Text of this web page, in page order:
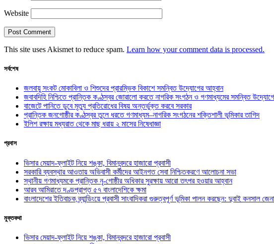
Website
This site uses Akismet to reduce spam. Learn how your comment data is processed.
সর্বশেষ
জলবায়ু সংকট মোকাবিলা ও শিশুদের প্রারম্ভিক বিকাশে সমন্বিত উদ্যোগের আহ্বান
জবাবদিহি নিশ্চিতে প্রান্তিক কণ্ঠস্বর জোরালো করতে নাগরিক সংগঠন ও গণমাধ্যমের সমন্বিত
বাজেটে পানিতে ডুবে মৃত্যু প্রতিরোধের বিষয় অন্তর্ভুক্ত করবে সরকার
প্রান্তিক জনগোষ্ঠীর কণ্ঠস্বর তুলে ধরতে গণমাধ্যম–নাগরিক সংগঠনের শক্তিশালী ভূমিকার তাগিদ
ইলিশ রক্ষায় মধ্যরাত থেকে মাছ ধরায় ২ মাসের নিষেধাজ্ঞা
প্রবাস
ভিসার মেয়াদ-ফ্লাইট নিয়ে শঙ্কা, বিমানবন্দরে হাজারো প্রবাসী
সরকারি ব্যবস্থার আওতায় অভিবাসী কর্মীদের আইনগত সেবা নিশ্চিতকরণে আলোচনা সভা
স্থানীয় গণমাধ্যমকে প্রান্তিক নৃ-গোষ্ঠীর অধিকার সুরক্ষায় আরো তৎপর হওয়ার আহ্বান
আরব আমিরাতে দণ্ডপ্রাপ্ত ৫৭ বাংলাদেশিকে ক্ষমা
বাংলাদেশের ইতিবাচক ব্র্যান্ডিংয়ে প্রবাসী সাংবাদিকরা গুরুত্বপূর্ণ ভূমিকা পালন করছেন: দুবাই কনসাল
মুক্তকথা
ভিসার মেয়াদ-ফ্লাইট নিয়ে শঙ্কা, বিমানবন্দরে হাজারো প্রবাসী